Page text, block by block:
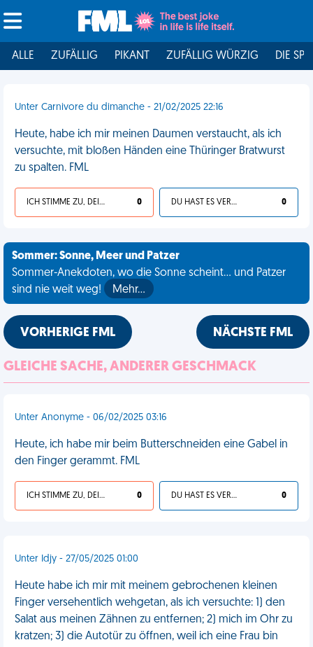
ALLE ZUFÄLLIG PIKANT ZUFÄLLIG WÜRZIG DIE
Unter Carnivore du dimanche - 21/02/2025 22:16
Heute, habe ich mir meinen Daumen verstaucht, als ich
versuchte, mit bloßen Händen eine Thüringer Bratwurst
zu spalten. FML
ICH STIMME ZU, DEIN LEBEN IST SCHEISSE 0 DU HAST ES VERDIENT 0
Sommer: Sonne, Meer und Patzer
Sommer-Anekdoten, wo die Sonne scheint... und Patzer
sind nie weit weg!
Mehr…
VORHERIGE FML NÄCHSTE FML
GLEICHE SACHE, ANDERER GESCHMACK
Unter Anonyme - 06/02/2025 03:16
Heute, ich habe mir beim Butterschneiden eine Gabel in
den Finger gerammt. FML
ICH STIMME ZU, DEIN LEBEN IST SCHEISSE 0 DU HAST ES VERDIENT 0
Unter Idjy - 27/05/2025 01:00
Heute habe ich mir mit meinem gebrochenen kleinen
Finger versehentlich wehgetan, als ich versuchte: 1) den
Salat aus meinen Zähnen zu entfernen; 2) mich im Ohr zu
kratzen; 3) die Autotür zu öffnen, weil ich eine Frau bin